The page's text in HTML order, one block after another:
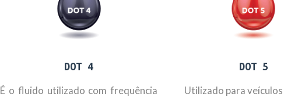
DOT 4
É o fluido utilizado com frequência
DOT 5
Utilizado para